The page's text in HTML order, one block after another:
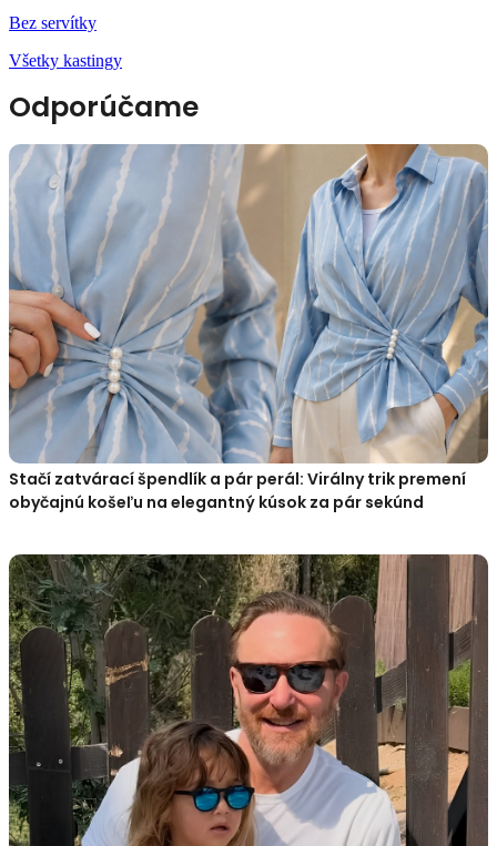
Bez servítky
Všetky kastingy
Odporúčame
Stačí zatvárací špendlík a pár perál: Virálny trik premení
obyčajnú košeľu na elegantný kúsok za pár sekúnd